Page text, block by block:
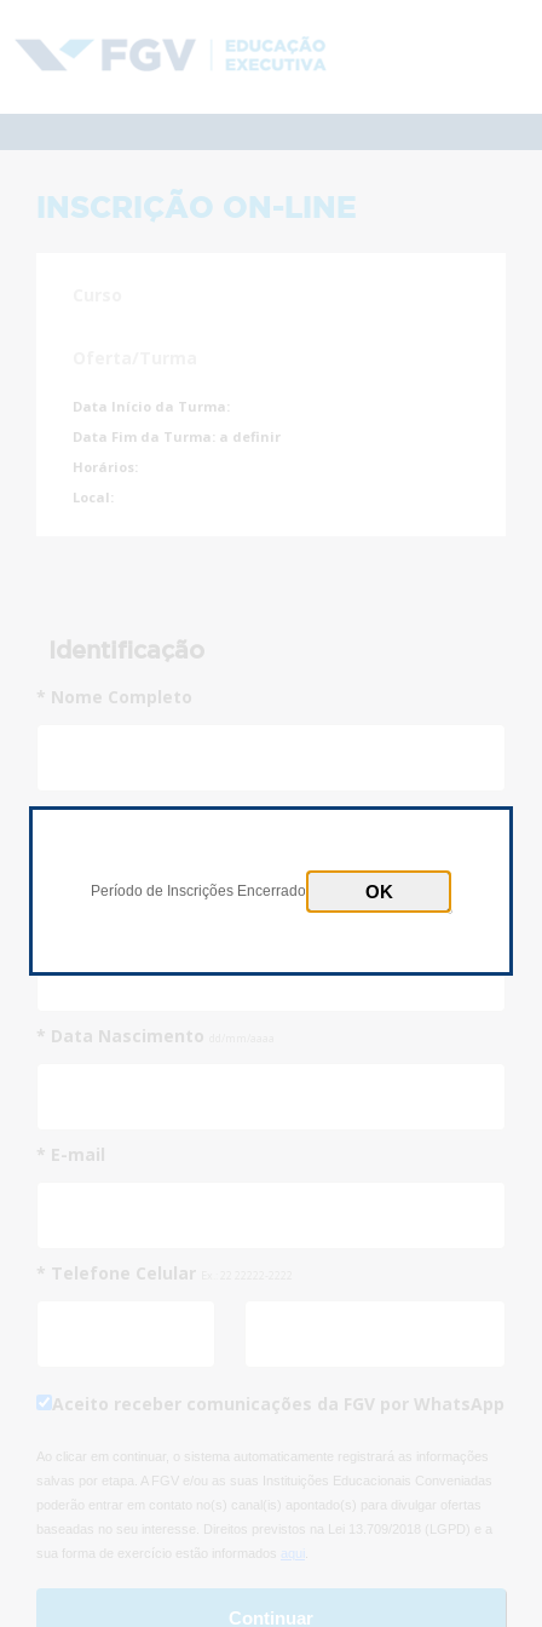
INSCRIÇÃO ON-LINE
Data Início da Turma:
Data Fim da Turma: a definir
Horários:
Local:
Identificação
* Nome Completo
* Documento
* Data Nascimento
* E-mail
* Telefone Celular
Aceito receber comunicações da FGV por WhatsApp
Ao clicar em continuar, o sistema automaticamente registrará as informações
salvas por etapa. A FGV e/ou as suas Instituições Educacionais Conveniadas
poderão entrar em contato no(s) canal(is) apontado(s) para divulgar ofertas
baseadas no seu interesse. Direitos previstos na Lei 13.709/2018 (LGPD) e a
sua forma de exercício estão informados
aqui
Continuar
Período de Inscrições Encerrado